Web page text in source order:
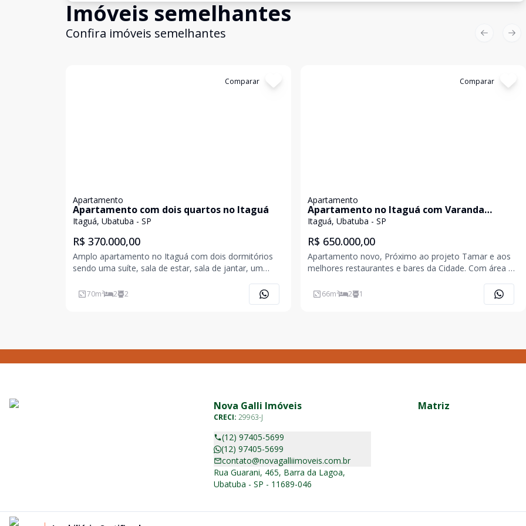
Imóveis semelhantes
Confira imóveis semelhantes
Comparar
Apartamento
Apartamento com dois quartos no Itaguá
Itaguá, Ubatuba - SP
R$ 370.000,00
Amplo apartamento no Itaguá com dois dormitórios
sendo uma suíte, sala de estar, sala de jantar, um
vaga de garagem coberta, armário náutico, 450
metros da orla. O piso da sala requer reforma.
70m² 2 2
Comparar
Apartamento
Apartamento no Itaguá com Varanda
Gourmet e Piscina.
Itaguá, Ubatuba - SP
R$ 650.000,00
Apartamento novo, Próximo ao projeto Tamar e aos
melhores restaurantes e bares da Cidade. Com área de
cozinha aberta integrando sala de tv e de jantar,
lavanderia, banheiro social, 2 dormitórios sendo1
66m² 2 1
Previous
Nova Galli Imóveis
CRECI: 29963-J
(12) 97405-5699
(12) 97405-5699
contato@novagalliimoveis.com.br
Rua Guarani, 465, Barra da Lagoa,
Ubatuba - SP - 11689-046
Matriz